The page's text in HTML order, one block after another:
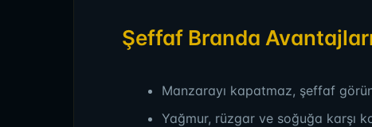
Şeffaf Branda Avantajları
Manzarayı kapatmaz, şeffaf
Yağmur, rüzgar ve soğuğa karşı